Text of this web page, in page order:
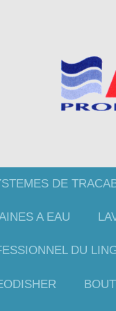
DE
A EAU
DU